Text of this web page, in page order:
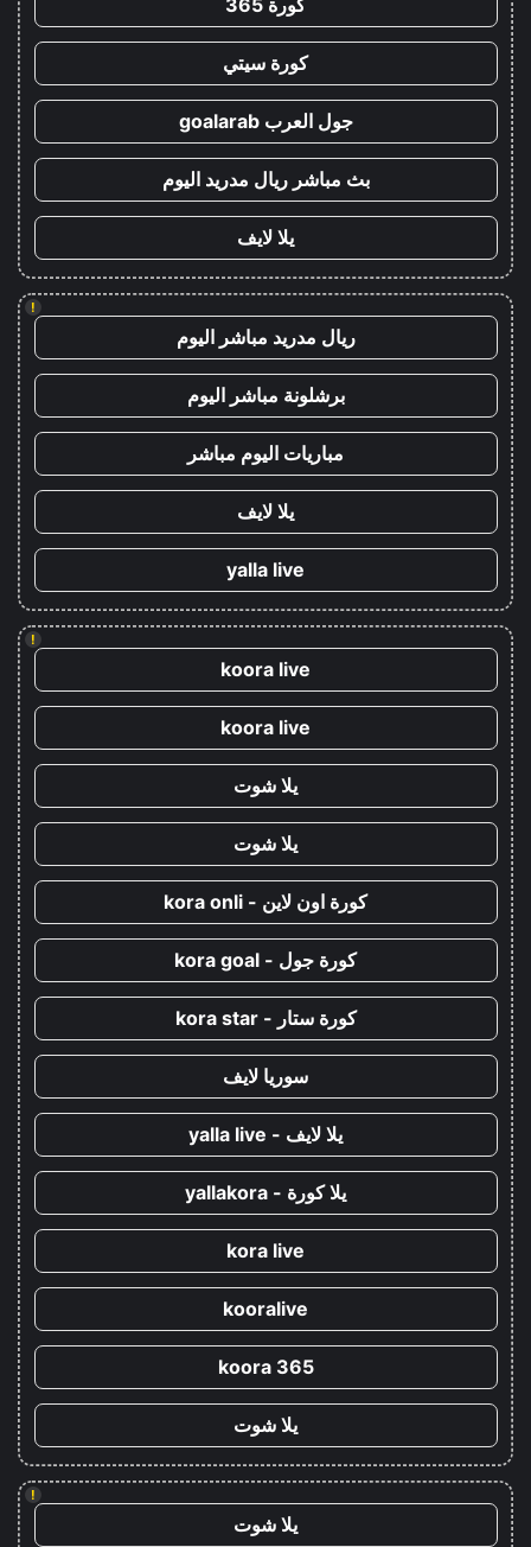
كورة 365
كورة سيتي
جول العرب goalarab
بث مباشر ريال مدريد اليوم
يلا لايف
!
ريال مدريد مباشر اليوم
برشلونة مباشر اليوم
مباريات اليوم مباشر
يلا لايف
yalla live
!
koora live
koora live
يلا شوت
يلا شوت
كورة اون لاين - kora onli
كورة جول - kora goal
كورة ستار - kora star
سوريا لايف
يلا لايف - yalla live
يلا كورة - yallakora
kora live
kooralive
koora 365
يلا شوت
!
يلا شوت